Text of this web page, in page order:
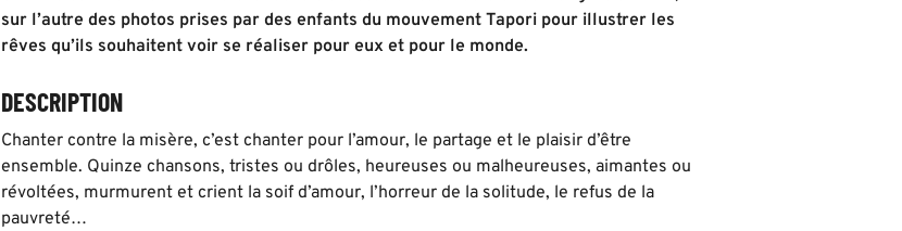
sur l’autre des photos prises par des enfants du mouvement Tapori pour illustrer les
rêves qu’ils souhaitent voir se réaliser pour eux et pour le monde.
DESCRIPTION
Chanter contre la misère, c’est chanter pour l’amour, le partage et le plaisir d’être
ensemble. Quinze chansons, tristes ou drôles, heureuses ou malheureuses, aimantes ou
révoltées, murmurent et crient la soif d’amour, l’horreur de la solitude, le refus de la
pauvreté…